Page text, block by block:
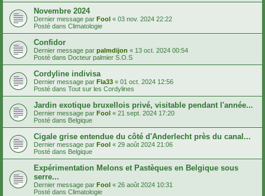
Novembre 2024
Dernier message par Fool « 03 nov. 2024 22:22
Posté dans Climatologie
Confidor
Dernier message par palmdijon « 13 oct. 2024 00:54
Posté dans Docteur palmier S.O.S
Cordyline indivisa
Dernier message par Fla33 « 01 oct. 2024 12:56
Posté dans Tout sur les Cordylines
Jardin exotique bruxellois privé, visitable pendant l'année...
Dernier message par Fool « 21 sept. 2024 17:20
Posté dans Belgique
Cigale grise entendue du côté d'Anderlecht près du canal...
Dernier message par Fool « 29 août 2024 21:06
Posté dans Belgique
Expérimentation Melons et Pastèques en Belgique sous
serre...
Dernier message par Fool « 26 août 2024 10:31
Posté dans Climatologie